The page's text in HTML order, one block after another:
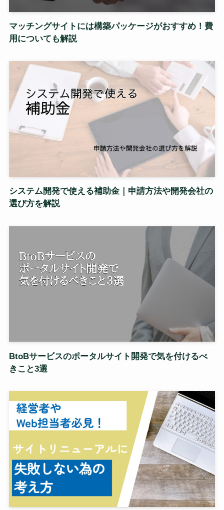
マッチングサイトには構築パッケージがおすすめ！費
用についても解説
システム開発で使える補助金｜申請方法や開発会社の
選び方を解説
BtoBサービスのポータルサイト開発で気を付けるべ
きこと3選